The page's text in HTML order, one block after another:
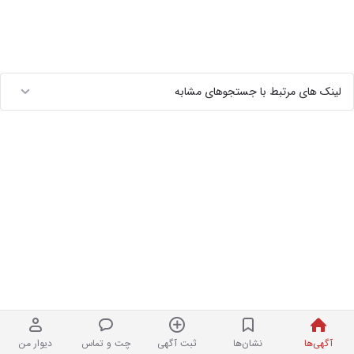
آگهی‌ها نشان‌ها ثبت آگهی چت و تماس دیوار من
لینک های مرتبط با جستجوهای مشابه